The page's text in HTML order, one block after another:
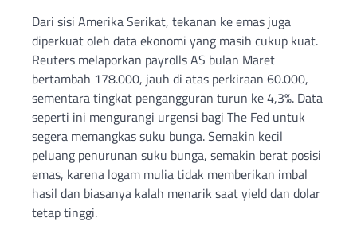
Dari sisi Amerika Serikat, tekanan ke emas juga
diperkuat oleh data ekonomi yang masih cukup kuat.
Reuters melaporkan payrolls AS bulan Maret
bertambah 178.000, jauh di atas perkiraan 60.000,
sementara tingkat pengangguran turun ke 4,3%. Data
seperti ini mengurangi urgensi bagi The Fed untuk
segera memangkas suku bunga. Semakin kecil
peluang penurunan suku bunga, semakin berat posisi
emas, karena logam mulia tidak memberikan imbal
hasil dan biasanya kalah menarik saat yield dan dolar
tetap tinggi.